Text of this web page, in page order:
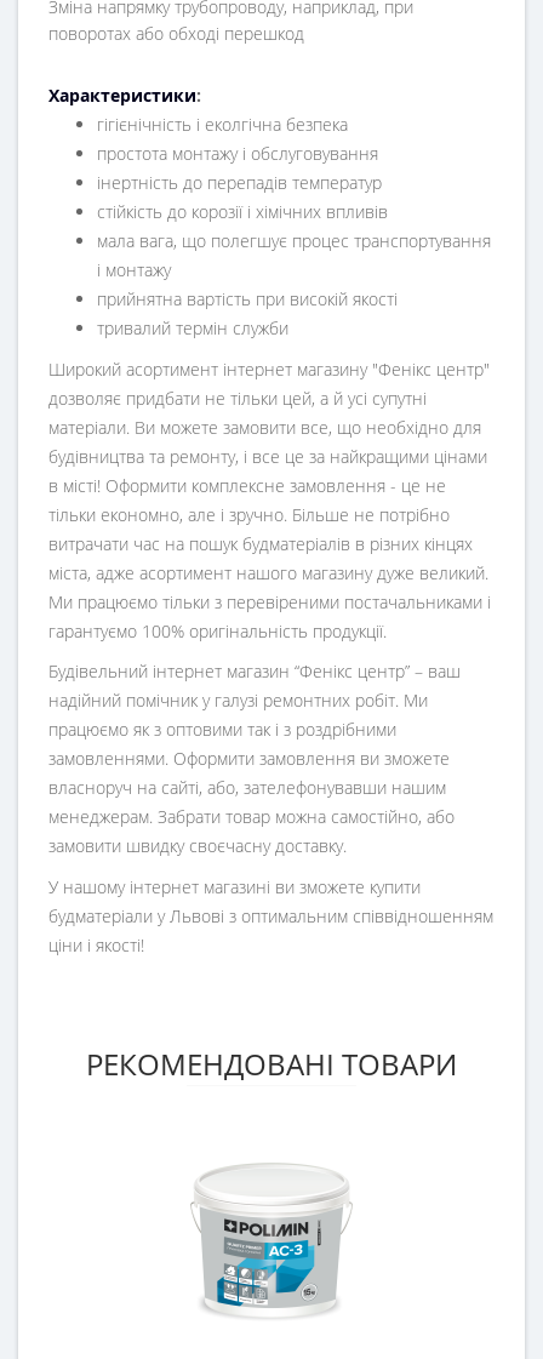
Зміна напрямку трубопроводу, наприклад, при
поворотах або обході перешкод
Характеристики:
гігієнічність і еколгічна безпека
простота монтажу і обслуговування
інертність до перепадів температур
стійкість до корозії і хімічних впливів
мала вага, що полегшує процес транспортування
і монтажу
прийнятна вартість при високій якості
тривалий термін служби
Широкий асортимент інтернет магазину "Фенікс центр"
дозволяє придбати не тільки цей, а й усі супутні
матеріали. Ви можете замовити все, що необхідно для
будівництва та ремонту, і все це за найкращими цінами
в місті! Оформити комплексне замовлення - це не
тільки економно, але і зручно. Більше не потрібно
витрачати час на пошук будматеріалів в різних кінцях
міста, адже асортимент нашого магазину дуже великий.
Ми працюємо тільки з перевіреними постачальниками і
гарантуємо 100% оригінальність продукції.
Будівельний інтернет магазин “Фенікс центр” – ваш
надійний помічник у галузі ремонтних робіт. Ми
працюємо як з оптовими так і з роздрібними
замовленнями. Оформити замовлення ви зможете
власноруч на сайті, або, зателефонувавши нашим
менеджерам. Забрати товар можна самостійно, або
замовити швидку своєчасну доставку.
У нашому інтернет магазині ви зможете купити
будматеріали у Львові з оптимальним співвідношенням
ціни і якості!
РЕКОМЕНДОВАНІ ТОВАРИ